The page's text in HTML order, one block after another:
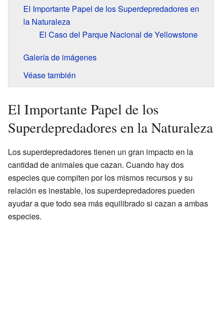
El Importante Papel de los Superdepredadores en
la Naturaleza
El Caso del Parque Nacional de Yellowstone
Galería de imágenes
Véase también
El Importante Papel de los
Superdepredadores en la Naturaleza
Los superdepredadores tienen un gran impacto en la
cantidad de animales que cazan. Cuando hay dos
especies que compiten por los mismos recursos y su
relación es inestable, los superdepredadores pueden
ayudar a que todo sea más equilibrado si cazan a ambas
especies.